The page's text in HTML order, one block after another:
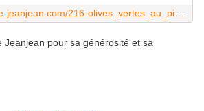
Jeanjean pour sa générosité et sa